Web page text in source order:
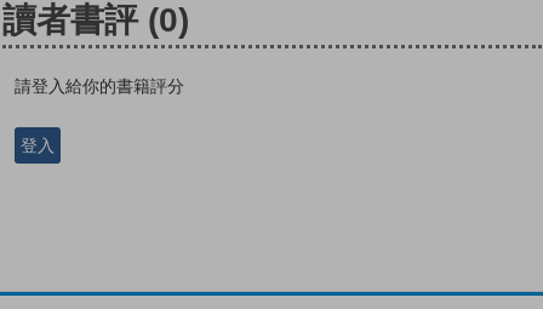
讀者書評 (0)
請登入給你的書籍評分
登入